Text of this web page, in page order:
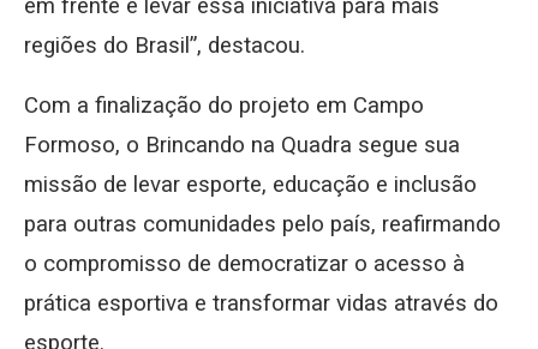
em frente e levar essa iniciativa para mais
regiões do Brasil”, destacou.
Com a finalização do projeto em Campo
Formoso, o Brincando na Quadra segue sua
missão de levar esporte, educação e inclusão
para outras comunidades pelo país, reafirmando
o compromisso de democratizar o acesso à
prática esportiva e transformar vidas através do
esporte.